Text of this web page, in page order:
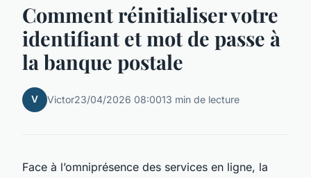
Comment réinitialiser votre
identifiant et mot de passe à
la banque postale
V Victor23/04/2026 08:0013 min de lecture
Face à l’omniprésence des services en ligne, la